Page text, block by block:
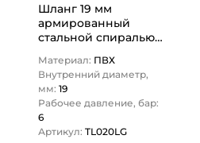
Шланг 19 мм
армированный
стальной спиралью
внутр.диам.19 мм
TL020LG TITAN LOCK
Материал: ПВХ
Внутренний диаметр,
мм: 19
Рабочее давление, бар:
6
Артикул: TL020LG